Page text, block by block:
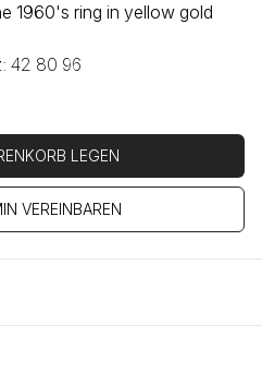
1960's ring in yellow gold
42 80 96
LEGEN
VEREINBAREN